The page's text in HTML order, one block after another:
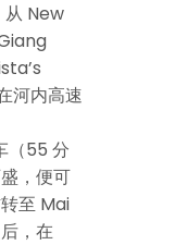
从 New
河内高速
（55 分
，便可
至 Mai
，在